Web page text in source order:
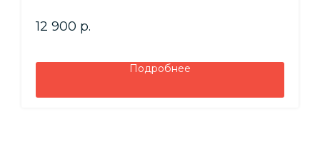
12 900 р.
Подробнее